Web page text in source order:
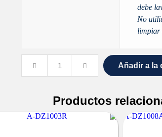
debe
No
limpiar
Añadir a la
Productos